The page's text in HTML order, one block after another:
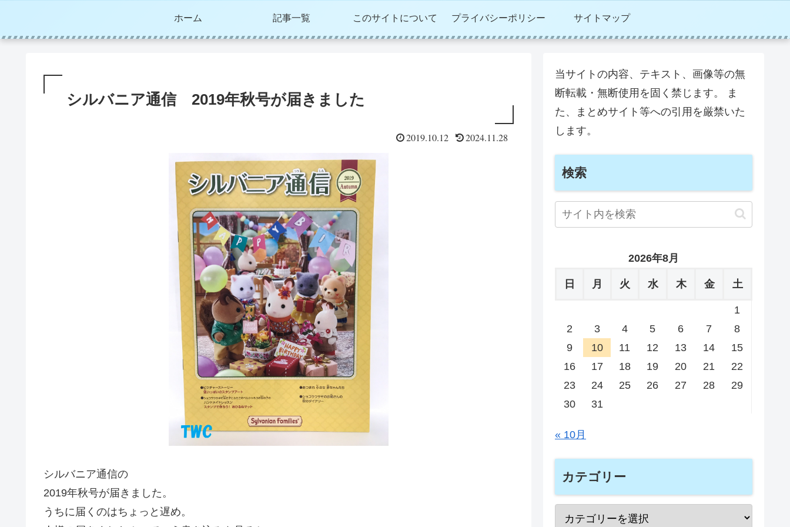
ホーム 記事一覧 このサイトについて プライバシーポリシー サイトマップ
シルバニア通信 2019年秋号が届きました
2019.10.12 2024.11.28
シルバニア通信の
2019年秋号が届きました。
うちに届くのはちょっと遅め。
当サイトの内容、テキスト、画像等の無
断転載・無断使用を固く禁じます。 ま
た、まとめサイト等への引用を厳禁いた
します。
検索
2026年8月
日 月 火 水 木 金 土
1
2
3 4 5 6 7
8
9
10 11 12 13 14
15
16
17 18 19 20 21
22
23
24 25 26 27 28
29
30
31
« 10月
カテゴリー